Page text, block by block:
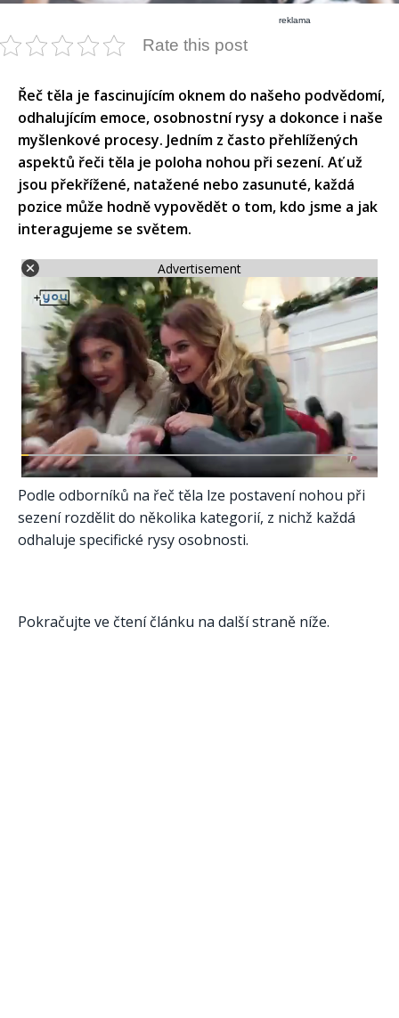
reklama
Rate this post
Řeč těla je fascinujícím oknem do našeho podvědomí,
odhalujícím emoce, osobnostní rysy a dokonce i naše
myšlenkové procesy. Jedním z často přehlížených
aspektů řeči těla je poloha nohou při sezení. Ať už
jsou překřížené, natažené nebo zasunuté, každá
pozice může hodně vypovědět o tom, kdo jsme a jak
interagujeme se světem.
Advertisement
Podle odborníků na řeč těla lze postavení nohou při
sezení rozdělit do několika kategorií, z nichž každá
odhaluje specifické rysy osobnosti.
Pokračujte ve čtení článku na další straně níže.